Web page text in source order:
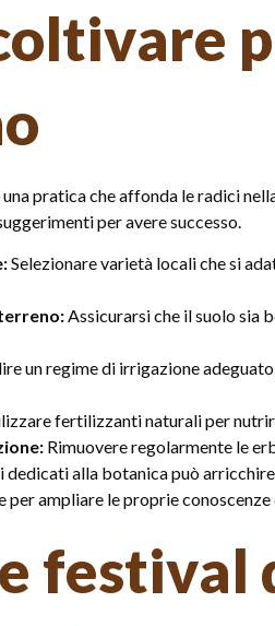
pratica che affonda le radici
per avere successo.
Selezionare varietà locali che si
Assicurarsi che il suolo sia
un regime di irrigazione
fertilizzanti naturali per
Rimuovere regolarmente le
dedicati alla botanica può
per ampliare le proprie
festival